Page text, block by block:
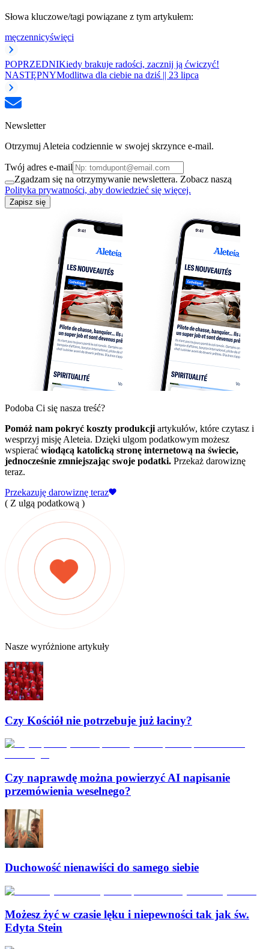
Słowa kluczowe/tagi powiązane z tym artykułem:
męczennicyświęci
POPRZEDNIKiedy brakuje radości, zacznij ją ćwiczyć!
NASTĘPNYModlitwa dla ciebie na dziś || 23 lipca
Newsletter
Otrzymuj Aleteia codziennie w swojej skrzynce e-mail.
Twój adres e-mail
Zgadzam się na otrzymywanie newslettera. Zobacz naszą
Polityka prywatności, aby dowiedzieć się więcej.
Zapisz się
Podoba Ci się nasza treść?
Pomóż nam pokryć koszty produkcji artykułów, które czytasz i
wesprzyj misję Aleteia. Dzięki ulgom podatkowym możesz
wspierać wiodącą katolicką stronę internetową na świecie,
jednocześnie zmniejszając swoje podatki. Przekaż darowiznę
teraz.
Przekazuję darowiznę teraz
( Z ulgą podatkową )
Nasze wyróżnione artykuły
Czy Kościół nie potrzebuje już łaciny?
Czy naprawdę można powierzyć AI napisanie
przemówienia weselnego?
Duchowość nienawiści do samego siebie
Możesz żyć w czasie lęku i niepewności tak jak św.
Edyta Stein